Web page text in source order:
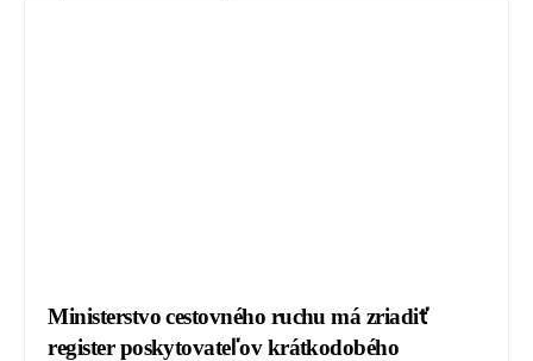
Ministerstvo cestovného ruchu má zriadiť
register poskytovateľov krátkodobého